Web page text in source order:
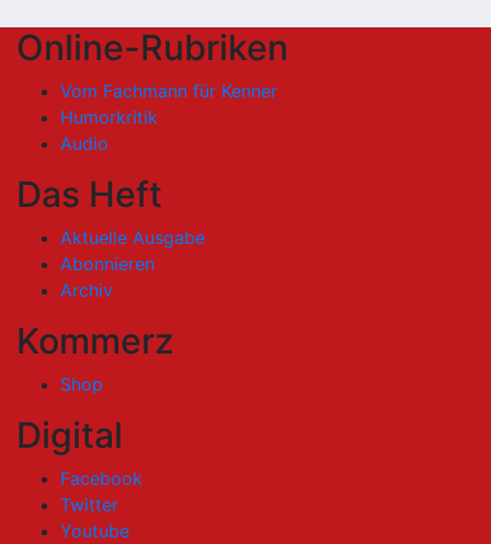
Online-Rubriken
Vom Fachmann für Kenner
Humorkritik
Audio
Das Heft
Aktuelle Ausgabe
Abonnieren
Archiv
Kommerz
Shop
Digital
Facebook
Twitter
Youtube